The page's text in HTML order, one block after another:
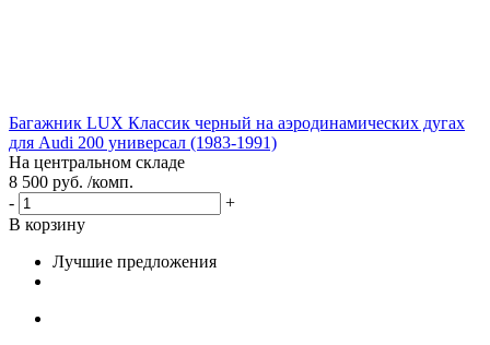
Багажник LUX Классик черный на аэродинамических дугах
для Audi 200 универсал (1983-1991)
На центральном складе
8 500 руб. /комп.
-
+
В корзину
Лучшие предложения